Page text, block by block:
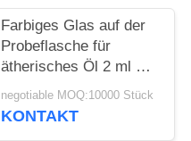
Farbiges Glas auf der
Probeflasche für
ätherisches Öl 2 ml 3
ml 5 ml
negotiable MOQ:10000 Stück
KONTAKT